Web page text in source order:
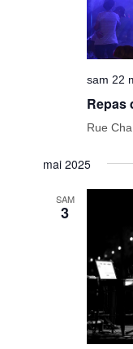
sam 22
Repas
Rue
mai 2025
SAM
3